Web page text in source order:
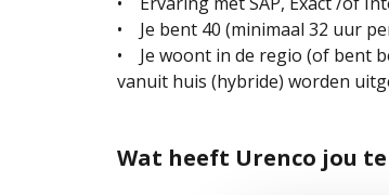
• Je bent 40 (minimaal 32 uur
• Je woont in de regio (of bent
vanuit huis (hybride) worden
Wat heeft Urenco jou